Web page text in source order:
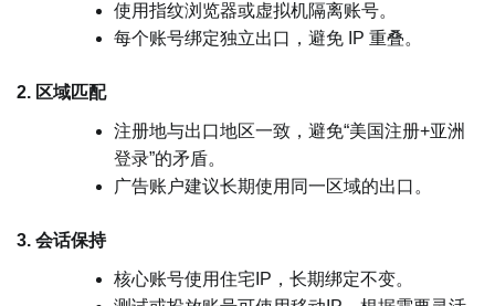
使用指纹浏览器或虚拟机隔离账号。
每个账号绑定独立出口，避免 IP 重叠。
2. 区域匹配
注册地与出口地区一致，避免“美国注册+亚洲
登录”的矛盾。
广告账户建议长期使用同一区域的出口。
3. 会话保持
核心账号使用住宅IP，长期绑定不变。